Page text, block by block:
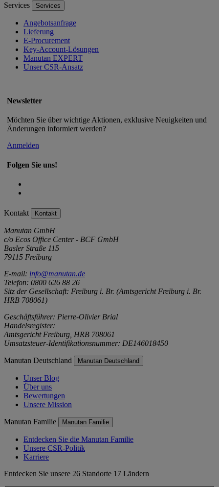
Services Services
Angebotsanfrage
Lieferung
E-Procurement
Key-Account-Lösungen
Manutan EXPERT
Unser CSR-Ansatz
Newsletter
Möchten Sie über wichtige Aktionen, exklusive Neuigkeiten und
Änderungen informiert werden?
Anmelden
Folgen Sie uns!
Kontakt Kontakt
Manutan GmbH
c/o Ecos Office Center - BCF GmbH
Basler Straße 115
79115 Freiburg
E-mail: info@manutan.de
Telefon: 0800 626 88 26
Sitz der Gesellschaft: Freiburg i. Br. (Amtsgericht Freiburg i. Br.
HRB 708061)
Geschäftsführer: Pierre-Olivier Brial
Handelsregister:
Amtsgericht Freiburg, HRB 708061
Umsatzsteuer-Identifikationsnummer: DE146018450
Manutan Deutschland Manutan Deutschland
Unser Blog
Über uns
Bewertungen
Unsere Mission
Manutan Familie Manutan Familie
Entdecken Sie die Manutan Familie
Unsere CSR-Politik
Karriere
Entdecken Sie unsere 26 Standorte 17 Ländern